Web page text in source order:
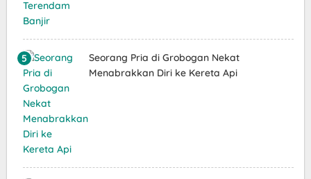
Seorang Pria di Grobogan Nekat
Menabrakkan Diri ke Kereta Api